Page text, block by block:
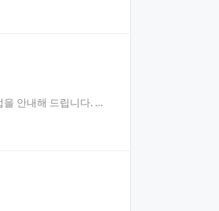
안내해 드립니다. 이